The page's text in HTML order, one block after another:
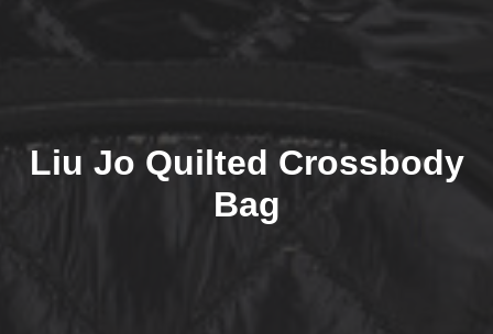
Liu Jo Quilted Crossbody
Bag